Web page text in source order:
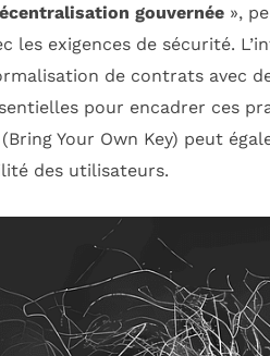
gouvernée »,
les exigences de sécurité.
de contrats avec
pour encadrer ces
(Bring Your Own Key) peut
des utilisateurs.